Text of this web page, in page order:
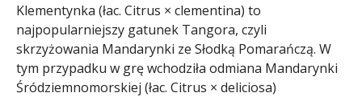
Klementynka (łac. Citrus × clementina) to
najpopularniejszy gatunek Tangora, czyli
skrzyżowania Mandarynki ze Słodką Pomarańczą. W
tym przypadku w grę wchodziła odmiana Mandarynki
Śródziemnomorskiej (łac. Citrus × deliciosa)